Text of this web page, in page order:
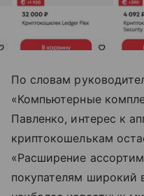
По словам
«Компьютерные
Павленко, интерес к
криптокошелькам
«Расширение
покупателям